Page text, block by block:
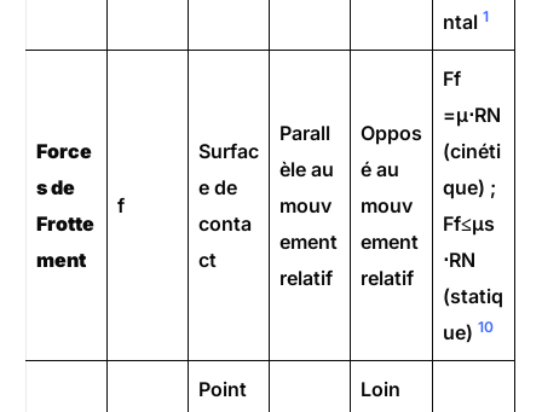
ntal1
Force
s de
Frotte
ment
f​
Surfac
e de
conta
ct
Parall
èle au
mouv
ement
relatif
Oppos
é au
mouv
ement
relatif
Ff​
=μ⋅RN​
(cinéti
que) ;
Ff​≤μs​
⋅RN​
(statiq
ue)10
Point
Loin